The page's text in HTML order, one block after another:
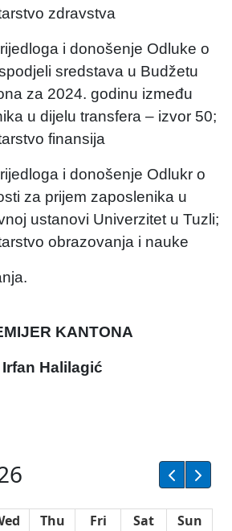
zdravstva
i donošenje Odluke o
sredstava u Budžetu
za 2024. godinu između
u dijelu transfera – izvor 50;
finansija
i donošenje Odlukr o
za prijem zaposlenika u
ustanovi Univerzitet u Tuzli;
obrazovanja i nauke
KANTONA
Irfan Halilagić
Thu Fri Sat
Sun